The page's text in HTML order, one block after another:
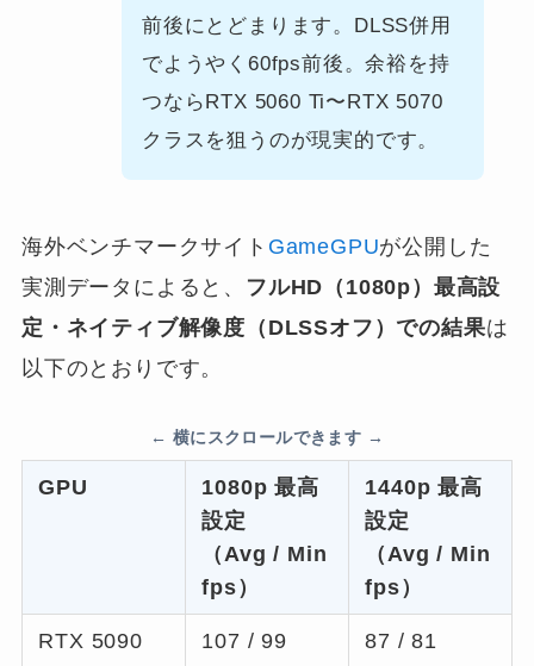
前後にとどまります。DLSS併用
でようやく60fps前後。余裕を持
つならRTX 5060 Ti〜RTX 5070
クラスを狙うのが現実的です。
海外ベンチマークサイト GameGPUが公開した
実測データによると、
フルHD（1080p）最高設
定・ネイティブ解像度（DLSSオフ）での結果は
以下のとおりです。
GPU
1080p 最高
設定
（Avg / Min
fps）
1440p 最高
設定
（Avg / Min
fps）
RTX 5090 107 / 99 87 / 81